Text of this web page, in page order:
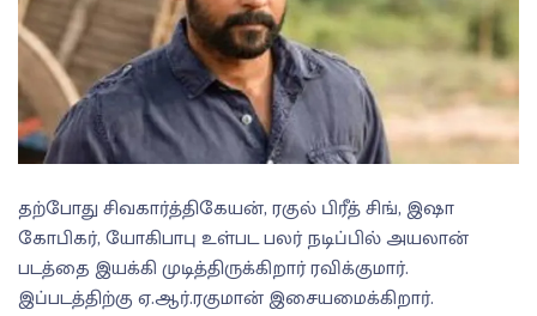
தற்போது சிவகார்த்திகேயன், ரகுல் பிரீத் சிங், இஷா
கோபிகர், யோகிபாபு உள்பட பலர் நடிப்பில் அயலான்
படத்தை இயக்கி முடித்திருக்கிறார் ரவிக்குமார்.
இப்படத்திற்கு ஏ.ஆர்.ரகுமான் இசையமைக்கிறார்.